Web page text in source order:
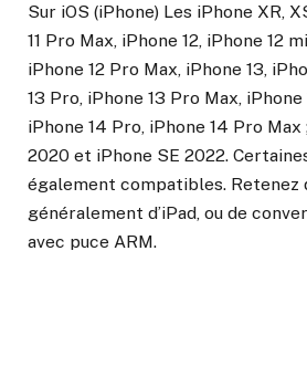
Sur iOS (iPhone) Les iPhone XR,
11 Pro Max, iPhone 12, iPhone 12
iPhone 12 Pro Max, iPhone 13,
13 Pro, iPhone 13 Pro Max,
iPhone 14 Pro, iPhone 14 Pro Max
2020 et iPhone SE 2022.
également compatibles. Retenez
généralement d’iPad, ou de
avec puce ARM.